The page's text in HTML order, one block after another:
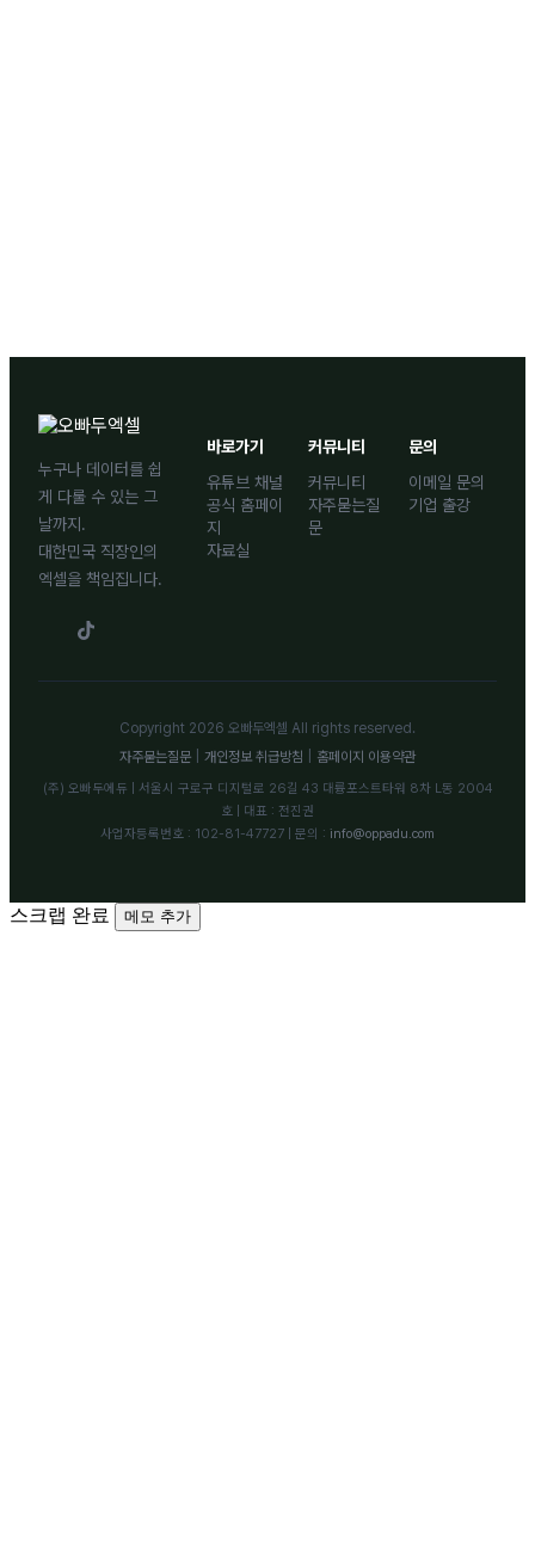
누구나 데이터를 쉽
게 다룰 수 있는 그
날까지.
대한민국 직장인의
엑셀을 책임집니다.
바로가기
유튜브 채널
공식 홈페이
지
자료실
커뮤니티
커뮤니티
자주묻는질
문
문의
이메일 문의
기업 출강
Copyright 2026 오빠두엑셀 All rights reserved.
자주묻는질문
개인정보 취급방침 홈페이지 이용약관
(주) 오빠두에듀 | 서울시 구로구 디지털로 26길 43 대륭포스트타워 8차 L동 2004
호 | 대표 : 전진권
사업자등록번호 : 102-81-47727 | 문의 : info@oppadu.com
스크랩 완료 메모 추가